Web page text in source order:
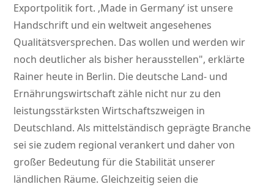
Exportpolitik fort. ‚Made in Germany‘ ist unsere
Handschrift und ein weltweit angesehenes
Qualitätsversprechen. Das wollen und werden wir
noch deutlicher als bisher herausstellen , erklärte
Rainer heute in Berlin. Die deutsche Land- und
Ernährungswirtschaft zähle nicht nur zu den
leistungsstärksten Wirtschaftszweigen in
Deutschland. Als mittelständisch geprägte Branche
sei sie zudem regional verankert und daher von
großer Bedeutung für die Stabilität unserer
ländlichen Räume. Gleichzeitig seien die